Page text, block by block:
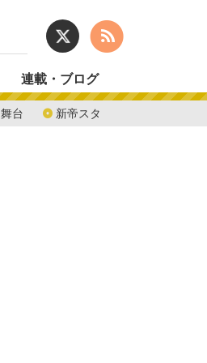
舞台 新帝スタ
連載・ブログ